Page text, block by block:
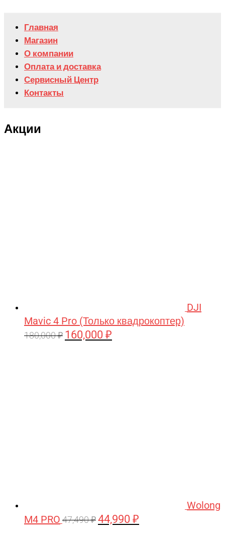
Главная
Магазин
О компании
Оплата и доставка
Сервисный Центр
Контакты
Акции
DJI
Mavic 4 Pro (Только квадрокоптер)
180,000₽ Первоначальная
160,000 ₽
Wolong
M4 PRO 47,490₽ Первоначальная
44,990 ₽